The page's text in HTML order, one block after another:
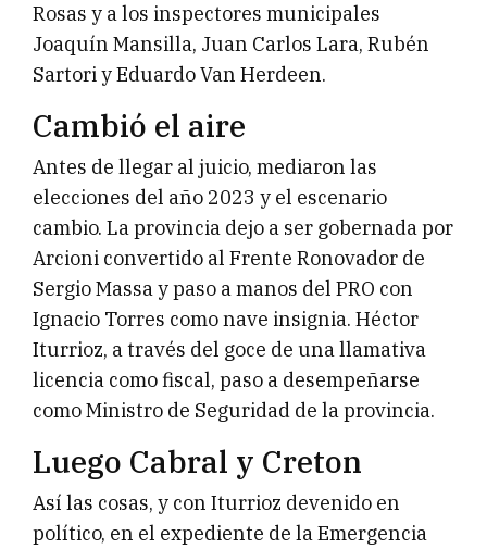
Rosas y a los inspectores municipales
Joaquín Mansilla, Juan Carlos Lara, Rubén
Sartori y Eduardo Van Herdeen.
Cambió el aire
Antes de llegar al juicio, mediaron las
elecciones del año 2023 y el escenario
cambio. La provincia dejo a ser gobernada por
Arcioni convertido al Frente Ronovador de
Sergio Massa y paso a manos del PRO con
Ignacio Torres como nave insignia. Héctor
Iturrioz, a través del goce de una llamativa
licencia como fiscal, paso a desempeñarse
como Ministro de Seguridad de la provincia.
Luego Cabral y Creton
Así las cosas, y con Iturrioz devenido en
político, en el expediente de la Emergencia